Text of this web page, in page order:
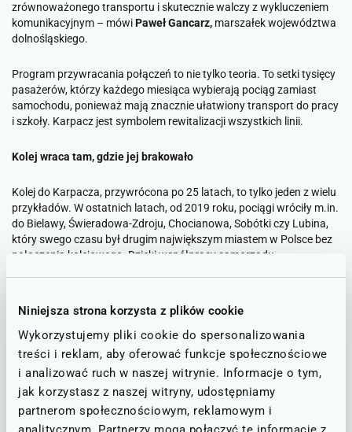
Niniejsza strona korzysta z plików cookie
Wykorzystujemy pliki cookie do spersonalizowania
treści i reklam, aby oferować funkcje społecznościowe
i analizować ruch w naszej witrynie. Informacje o tym,
jak korzystasz z naszej witryny, udostępniamy
partnerom społecznościowym, reklamowym i
zrównoważonego transportu i skutecznie walczy z wykluczeniem
komunikacyjnym – mówiPaweł Gancarz, marszałek województwa
dolnośląskiego.
Program przywracania połączeń to nie tylko teoria. To setki tysięcy
pasażerów, którzy każdego miesiąca wybierają pociąg zamiast
samochodu, ponieważ mają znacznie ułatwiony transport do pracy
i szkoły. Karpacz jest symbolem rewitalizacji wszystkich linii.
Kolej wraca tam, gdzie jej brakowało
Kolej do Karpacza, przywrócona po 25 latach, to tylko jeden z wielu
przykładów. W ostatnich latach, od 2019 roku, pociągi wróciły m.in.
do Bielawy, Świeradowa-Zdroju, Chocianowa, Sobótki czy Lubina,
który swego czasu był drugim największym miastem w Polsce bez
połączenia kolejowego. Dzięki współpracy samorządu
końca tej kadencji samorządowej w ciągu ośmiu lat połączenia
kolejowe odzyskają miejscowości, w których żyje ćwierć miliona
dolnoślązaków.
Wszystkie te inwestycje łączy jedno: są efektem konsekwentnej
strategii samorządu województwa, który przejmuje od PLK
nieczynne linie i przywraca je do życia.